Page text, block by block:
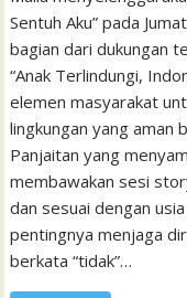
Sentuh Aku” pada
bagian dari dukungan
“Anak Terlindungi,
elemen masyarakat
lingkungan yang aman
Panjaitan yang
membawakan sesi
dan sesuai dengan
pentingnya menjaga
berkata “tidak”…